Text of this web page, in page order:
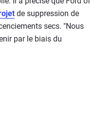
de suppression de
secs. "Nous
par le biais du